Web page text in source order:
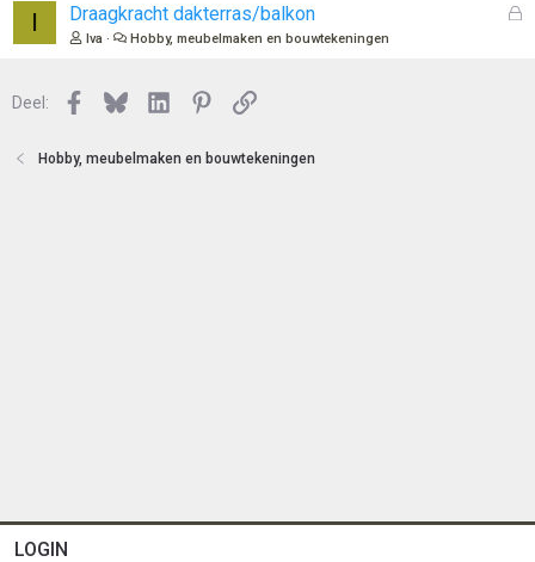
n
I
G
Draagkracht dakterras/balkon
Iva Hobby, meubelmaken en bouwtekeningen
Deel: Facebook
BlueskyLinkedInPinterest
Link
Hobby, meubelmaken en bouwtekeningen
LOGIN